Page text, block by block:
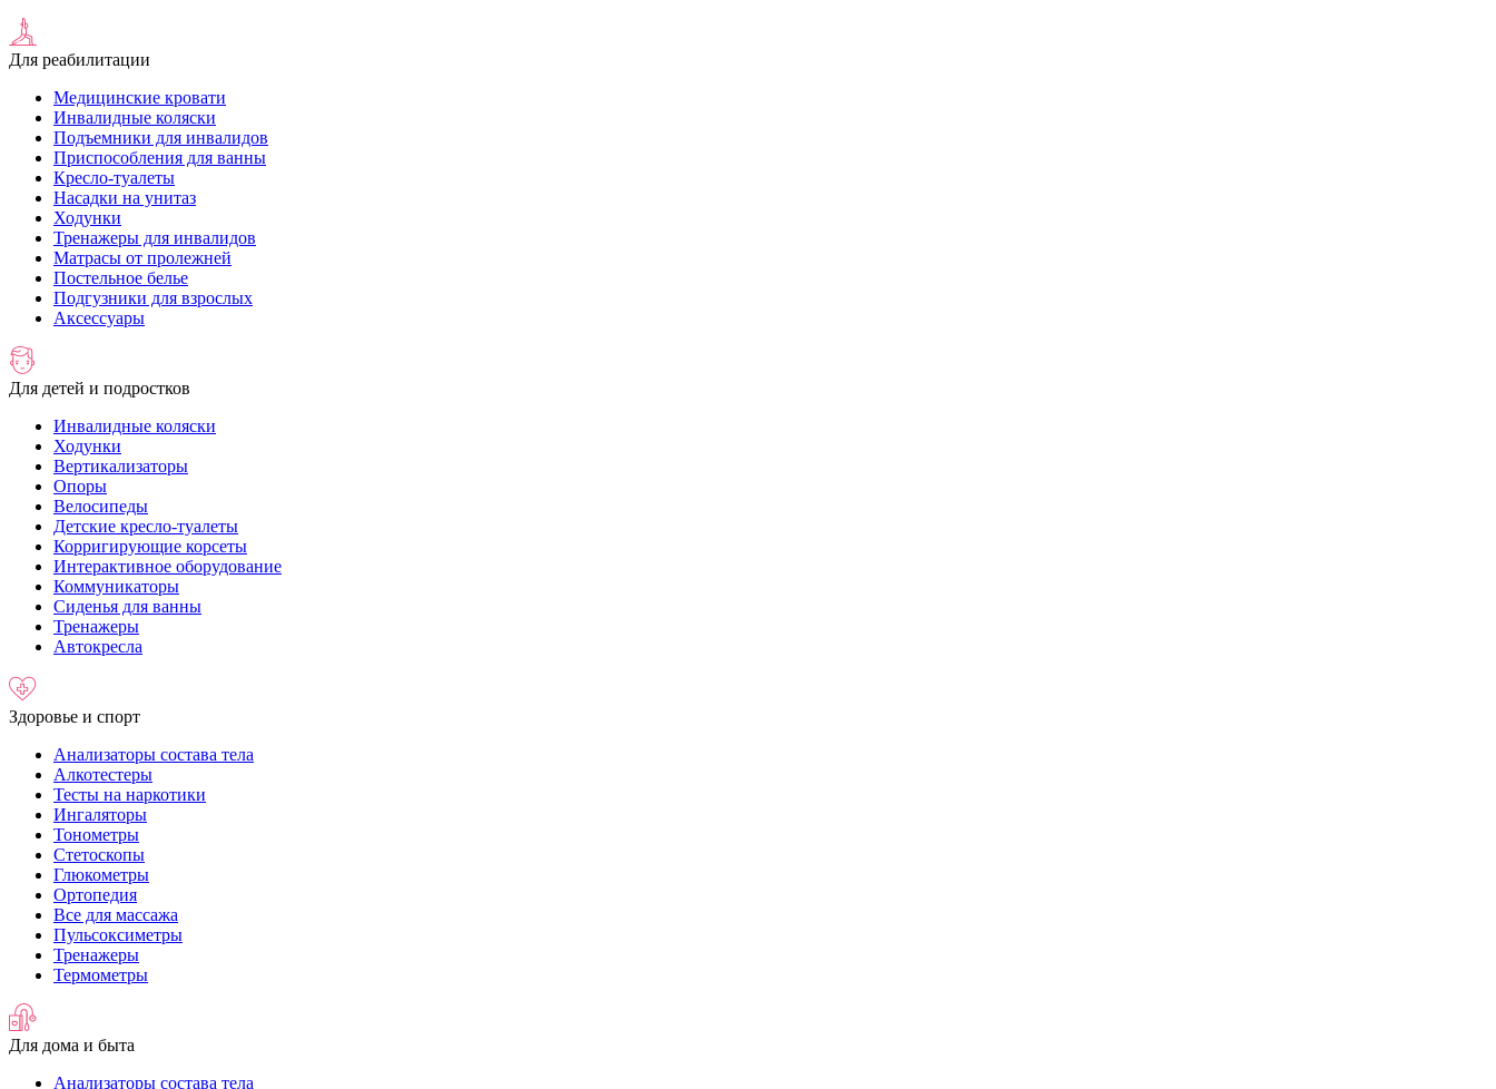
Для реабилитации
Медицинские кровати
Инвалидные коляски
Подъемники для инвалидов
Приспособления для ванны
Кресло-туалеты
Насадки на унитаз
Ходунки
Тренажеры для инвалидов
Матрасы от пролежней
Постельное белье
Подгузники для взрослых
Аксессуары
Для детей и подростков
Инвалидные коляски
Ходунки
Вертикализаторы
Опоры
Велосипеды
Детские кресло-туалеты
Корригирующие корсеты
Интерактивное оборудование
Коммуникаторы
Сиденья для ванны
Тренажеры
Автокресла
Здоровье и спорт
Анализаторы состава тела
Алкотестеры
Тесты на наркотики
Ингаляторы
Тонометры
Стетоскопы
Глюкометры
Ортопедия
Все для массажа
Пульсоксиметры
Тренажеры
Термометры
Для дома и быта
Анализаторы состава тела